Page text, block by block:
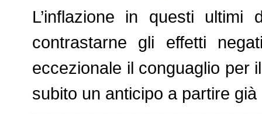
L’inflazione in questi
contrastarne gli effetti
eccezionale il conguaglio per
subito un anticipo a partire